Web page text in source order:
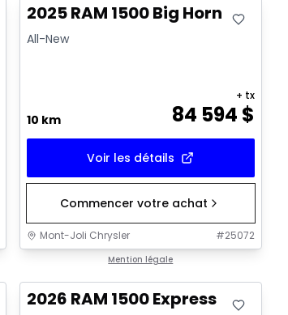
2025 RAM 1500 Big Horn
All-New
10 km 84 594 $
+ tx
Voir les détails
Commencer votre achat
Mont-Joli Chrysler #25072
Mention légale
2026 RAM 1500 Express